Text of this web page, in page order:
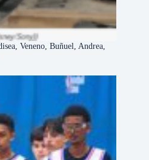
Veneno, Buñuel, Andrea,